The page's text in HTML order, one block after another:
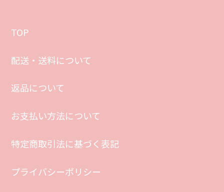
TOP
配送・送料について
返品について
お支払い方法について
特定商取引法に基づく表記
プライバシーポリシー